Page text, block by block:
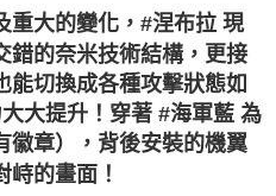
請依後續交易確認頁面所載為準。
易或遇審核未通過，訂單將自動取
示未達大哥付你分期系統評分，恕無
你分期」於每月結算日後寄送繳費提
商條碼／台灣大直營門市／銀行轉
付款」的支付方式。 讓您購物簡單
不需儲值。
即可結帳。
款。
」後，將跳轉至「AFTEE先享後付」
，即可完成結帳。
)免運費
重大的變化，#涅布拉 現
錯的奈米技術結構，更接
能切換成各種攻擊狀態如
大提升！穿著 #海軍藍 為
徽章），背後安裝的機翼
的畫面！